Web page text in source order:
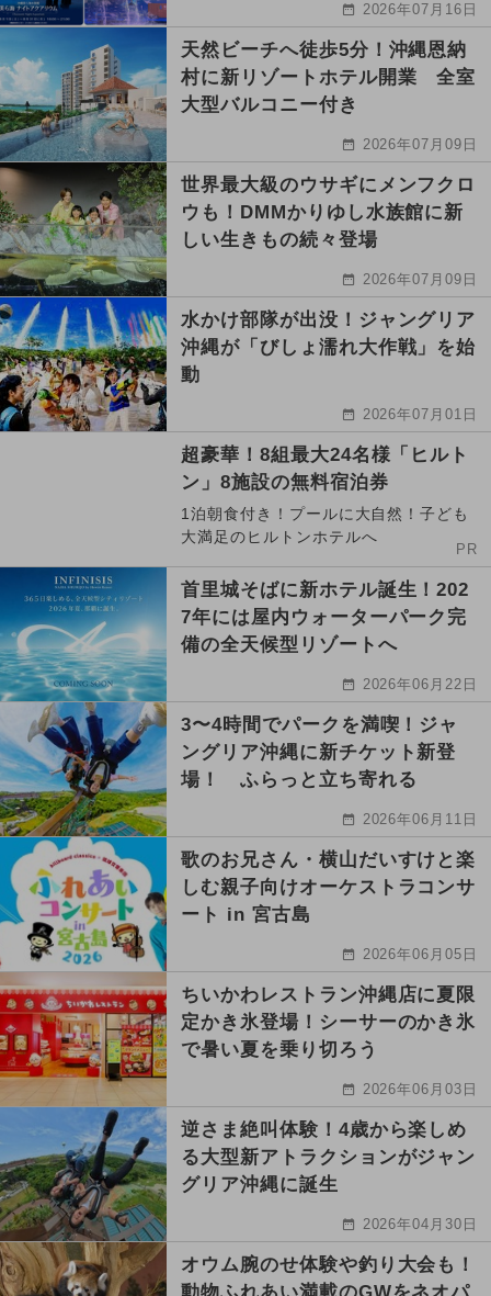
2026年07月16日
天然ビーチへ徒歩5分！沖縄恩納
村に新リゾートホテル開業 全室
大型バルコニー付き
2026年07月09日
世界最大級のウサギにメンフクロ
ウも！DMMかりゆし水族館に新
しい生きもの続々登場
2026年07月09日
水かけ部隊が出没！ジャングリア
沖縄が「びしょ濡れ大作戦」を始
動
2026年07月01日
超豪華！8組最大24名様「ヒルト
ン」8施設の無料宿泊券
1泊朝食付き！プールに大自然！子ども
大満足のヒルトンホテルへ
PR
首里城そばに新ホテル誕生！202
7年には屋内ウォーターパーク完
備の全天候型リゾートへ
2026年06月22日
3〜4時間でパークを満喫！ジャ
ングリア沖縄に新チケット新登
場！ ふらっと立ち寄れる
2026年06月11日
歌のお兄さん・横山だいすけと楽
しむ親子向けオーケストラコンサ
ート in 宮古島
2026年06月05日
ちいかわレストラン沖縄店に夏限
定かき氷登場！シーサーのかき氷
で暑い夏を乗り切ろう
2026年06月03日
逆さま絶叫体験！4歳から楽しめ
る大型新アトラクションがジャン
グリア沖縄に誕生
2026年04月30日
オウム腕のせ体験や釣り大会も！